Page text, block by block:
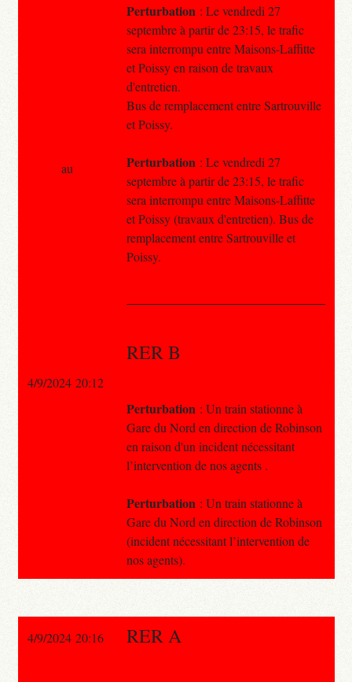
Perturbation : Le vendredi 27
septembre à partir de 23:15, le trafic
sera interrompu entre Maisons-Laffitte
et Poissy en raison de travaux
d'entretien.
Bus de remplacement entre Sartrouville
et Poissy.
Perturbation : Le vendredi 27
septembre à partir de 23:15, le trafic
sera interrompu entre Maisons-Laffitte
et Poissy (travaux d'entretien). Bus de
remplacement entre Sartrouville et
Poissy.
RER B
Perturbation : Un train stationne à
Gare du Nord en direction de Robinson
en raison d'un incident nécessitant
l’intervention de nos agents .
Perturbation : Un train stationne à
Gare du Nord en direction de Robinson
(incident nécessitant l’intervention de
nos agents).
au
4/9/2024 20:12
4/9/2024 20:16 RER A